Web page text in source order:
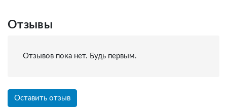
Отзывы
Отзывов пока нет. Будь первым.
Оставить отзыв